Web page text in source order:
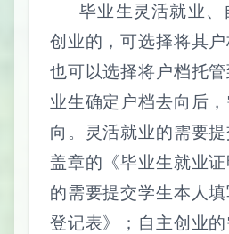
毕业生灵活就业、
创业的，可选择将其户
也可以选择将户档托
业生确定户档去向后
向。灵活就业的需要
盖章的《毕业生就业
的需要提交学生本人
登记表》；自主创业